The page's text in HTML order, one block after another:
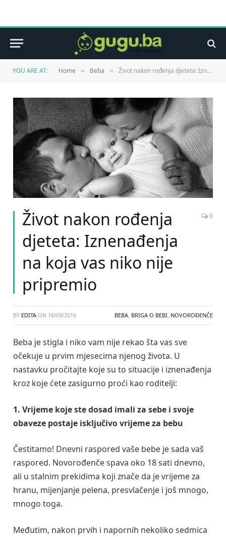
YOU ARE AT: Home » Beba » Život nakon rođenja djeteta: Iznenađenja na koja vas niko nije pripremio
Život nakon rođenja
djeteta: Iznenađenja
na koja vas niko nije
pripremio
0
BY EDITA ON 16/09/2016 BEBA, BRIGA O BEBI, NOVOROĐENČE
Beba je stigla i niko vam nije rekao šta vas sve
očekuje u prvim mjesecima njenog života. U
nastavku pročitajte koje su to situacije i iznenađenja
kroz koje ćete zasigurno proći kao roditelji:
1. Vrijeme koje ste dosad imali za sebe i svoje
obaveze postaje isključivo vrijeme za bebu
Čestitamo! Dnevni raspored vaše bebe je sada vaš
raspored. Novorođenče spava oko 18 sati dnevno,
ali u stalnim prekidima koji znače da je vrijeme za
hranu, mijenjanje pelena, presvlačenje i još mnogo,
mnogo toga.
Međutim, nakon prvih i napornih nekoliko sedmica